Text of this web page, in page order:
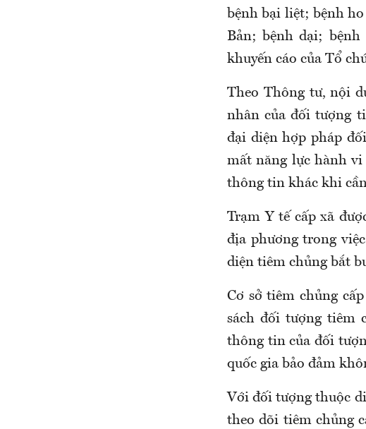
bệnh bại liệt; bệnh ho
Bản; bệnh dại; bệnh
khuyến cáo của Tổ
Theo Thông tư, nội
nhân của đối tượng
đại diện hợp pháp
mất năng lực hành vi
thông tin khác khi
Trạm Y tế cấp xã
địa phương trong
diện tiêm chủng bắt
Cơ sở tiêm chủng
sách đối tượng tiêm
thông tin của đối
quốc gia bảo đảm
Với đối tượng thuộc
theo dõi tiêm chủng